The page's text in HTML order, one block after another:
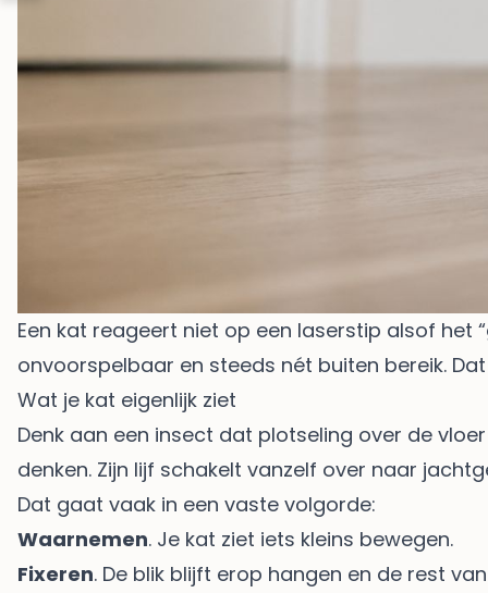
Een kat reageert niet op een laserstip alsof het
onvoorspelbaar en steeds nét buiten bereik.
Wat je kat eigenlijk ziet
Denk aan een insect dat plotseling over de
denken. Zijn lijf schakelt vanzelf over naar
Dat gaat vaak in een vaste volgorde:
Waarnemen. Je kat ziet iets kleins bewegen.
Fixeren. De blik blijft erop hangen en de rest